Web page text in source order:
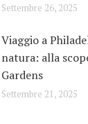
Settembre 26, 2025
Viaggio a
natura: alla
Gardens
Settembre 21, 2025